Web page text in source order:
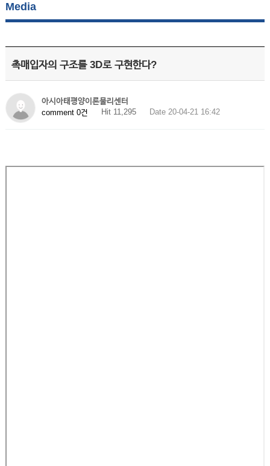
Media
촉매입자의 구조를 3D로 구현한다?
아시아태평양이론물리센터
comment 0건
Hit 11,295 Date 20-04-21 16:42